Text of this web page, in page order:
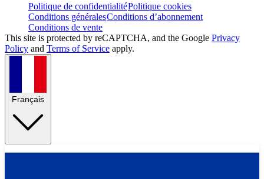
Politique de confidentialitéPolitique cookies
Conditions généralesConditions d’abonnement
Conditions de vente
This site is protected by reCAPTCHA, and the Google Privacy
Policy and Terms of Service apply.
Français